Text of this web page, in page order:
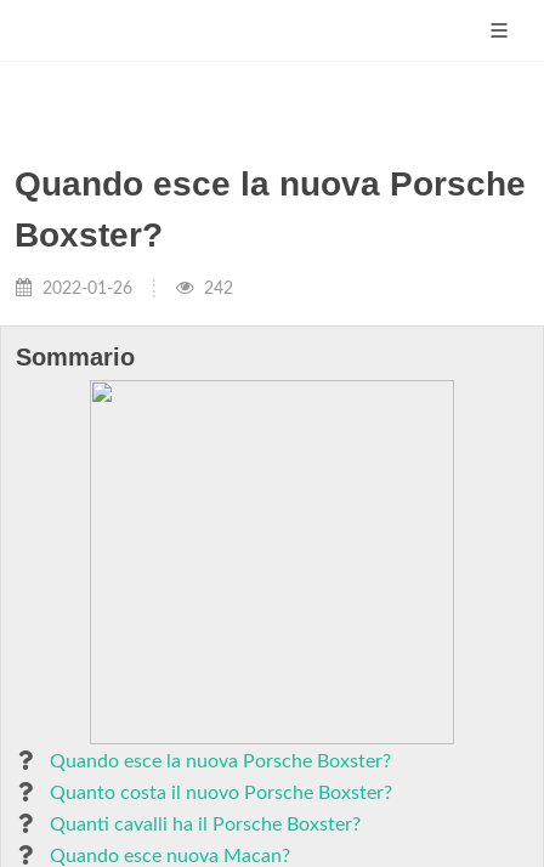
Quando esce la nuova Porsche
Boxster?
2022-01-26 242
Sommario
Quando esce la nuova Porsche Boxster?
Quanto costa il nuovo Porsche Boxster?
Quanti cavalli ha il Porsche Boxster?
Quando esce nuova Macan?